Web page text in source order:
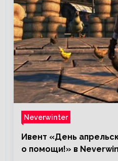
Neverwinter
Ивент «День
о помощи!» в